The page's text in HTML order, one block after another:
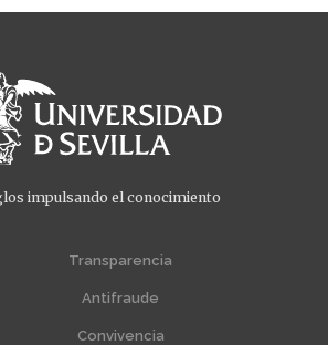
impulsando el conocimiento
Transparencia
Antifraude
Convivencia